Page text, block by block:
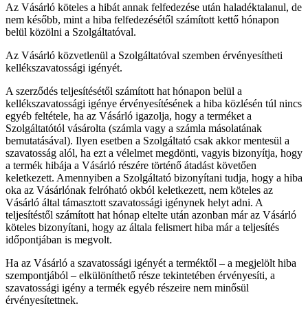
Az Vásárló köteles a hibát annak felfedezése után haladéktalanul, de
nem később, mint a hiba felfedezésétől számított kettő hónapon
belül közölni a Szolgáltatóval.
Az Vásárló közvetlenül a Szolgáltatóval szemben érvényesítheti
kellékszavatossági igényét.
A szerződés teljesítésétől számított hat hónapon belül a
kellékszavatossági igénye érvényesítésének a hiba közlésén túl nincs
egyéb feltétele, ha az Vásárló igazolja, hogy a terméket a
Szolgáltatótól vásárolta (számla vagy a számla másolatának
bemutatásával). Ilyen esetben a Szolgáltató csak akkor mentesül a
szavatosság alól, ha ezt a vélelmet megdönti, vagyis bizonyítja, hogy
a termék hibája a Vásárló részére történő átadást követően
keletkezett. Amennyiben a Szolgáltató bizonyítani tudja, hogy a hiba
oka az Vásárlónak felróható okból keletkezett, nem köteles az
Vásárló által támasztott szavatossági igénynek helyt adni. A
teljesítéstől számított hat hónap eltelte után azonban már az Vásárló
köteles bizonyítani, hogy az általa felismert hiba már a teljesítés
időpontjában is megvolt.
Ha az Vásárló a szavatossági igényét a terméktől – a megjelölt hiba
szempontjából – elkülöníthető része tekintetében érvényesíti, a
szavatossági igény a termék egyéb részeire nem minősül
érvényesítettnek.